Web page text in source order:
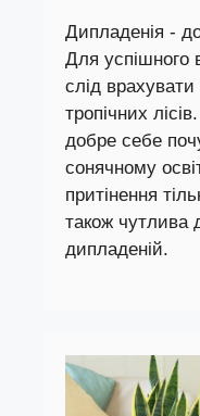
Дипладенія -
Для успішного
слід
тропічних
добре себе
сонячному
притінення
також чутлива
дипладеній.